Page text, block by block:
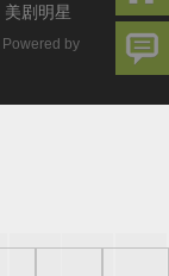
美剧明星
Powered by